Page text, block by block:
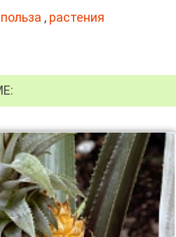
польза , растения